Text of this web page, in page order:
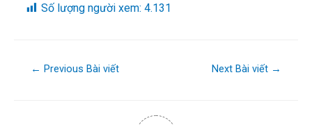
Số lượng người xem: 4.131
← Previous Bài viết Next Bài viết →